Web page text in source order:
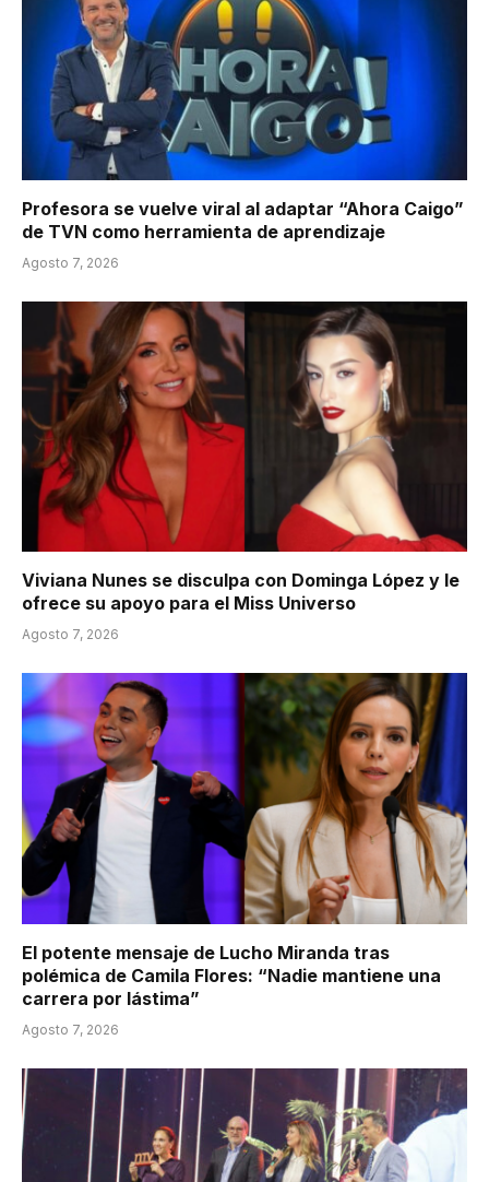
Profesora se vuelve viral al adaptar “Ahora Caigo”
de TVN como herramienta de aprendizaje
Agosto 7, 2026
Viviana Nunes se disculpa con Dominga López y le
ofrece su apoyo para el Miss Universo
Agosto 7, 2026
El potente mensaje de Lucho Miranda tras
polémica de Camila Flores: “Nadie mantiene una
carrera por lástima”
Agosto 7, 2026